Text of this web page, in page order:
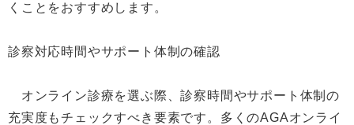
くことをおすすめします。
診察対応時間やサポート体制の確認
オンライン診療を選ぶ際、診察時間やサポート体制の
充実度もチェックすべき要素です。多くのAGAオンライ